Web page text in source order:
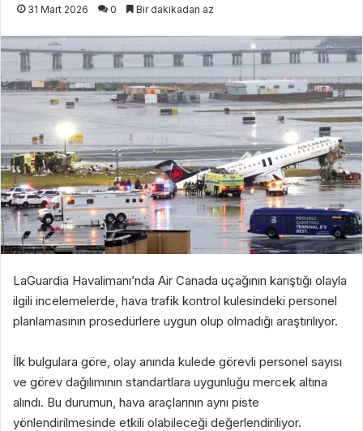
31 Mart 2026 0 Bir dakikadan az
LaGuardia Havalimanı’nda Air Canada uçağının karıştığı olayla
ilgili incelemelerde, hava trafik kontrol kulesindeki personel
planlamasının prosedürlere uygun olup olmadığı araştırılıyor.
İlk bulgulara göre, olay anında kulede görevli personel sayısı
ve görev dağılımının standartlara uygunluğu mercek altına
alındı. Bu durumun, hava araçlarının aynı piste
yönlendirilmesinde etkili olabileceği değerlendiriliyor.